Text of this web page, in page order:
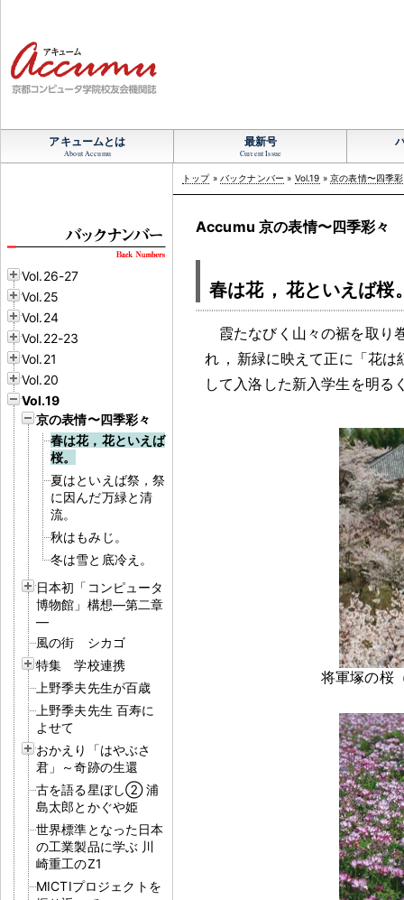
アキュームとは
About Accumu
最新号
Current Issue
Vol.26-27
Vol.25
Vol.24
Vol.22-23
Vol.21
Vol.20
Vol.19
京の表情〜四季彩々
春は花，花といえば
桜。
夏はといえば祭，祭
に因んだ万緑と清
流。
秋はもみじ。
冬は雪と底冷え。
日本初「コンピュータ
博物館」構想―第二章
―
風の街 シカゴ
特集 学校連携
上野季夫先生が百歳
上野季夫先生 百寿に
よせて
おかえり「はやぶさ
君」～奇跡の生還
古を語る星ぼし② 浦
島太郎とかぐや姫
世界標準となった日本
の工業製品に学ぶ 川
崎重工のZ1
MICTIプロジェクトを
トップ» バックナンバー » Vol.19 »京の表情〜四季
Accumu 京の表情〜四季彩々
春は花 ， 花といえば桜
霞たなびく山々の裾を取り
れ ， 新緑に映えて正に「花は
して入洛した新入学生を明る
将軍塚の桜